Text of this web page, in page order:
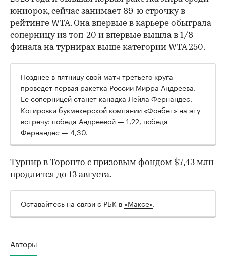
00:00
юниорок, сейчас занимает 89-ю строчку в
рейтинге WTA. Она впервые в карьере обыграла
соперницу из топ-20 и впервые вышла в 1/8
финала на турнирах выше категории WTA 250.
Позднее в пятницу свой матч третьего круга
проведет первая ракетка России Мирра Андреева.
Ее соперницей станет канадка Лейла Фернандес.
Котировки букмекерской компании «Фонбет» на эту
встречу: победа Андреевой — 1,22, победа
Фернандес — 4,30.
Турнир в Торонто с призовым фондом $7,43 млн
продлится до 13 августа.
Оставайтесь на связи с РБК в «Максе».
Авторы